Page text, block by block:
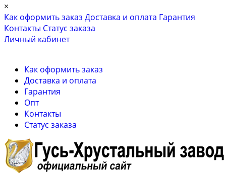
×
Как оформить заказ Доставка и оплата Гарантия
Контакты Cтатус заказа
Личный кабинет
Как оформить заказ
Доставка и оплата
Гарантия
Опт
Контакты
Cтатус заказа